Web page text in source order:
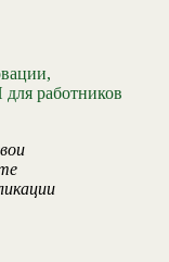
работников